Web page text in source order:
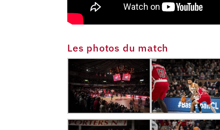
Les photos du match